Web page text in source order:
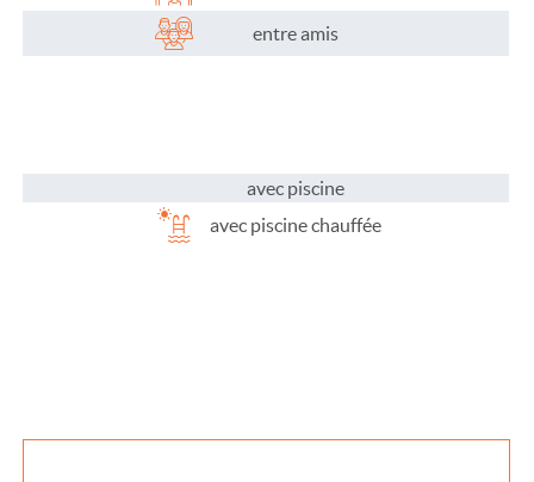
entre amis
avec piscine
avec piscine chauffée